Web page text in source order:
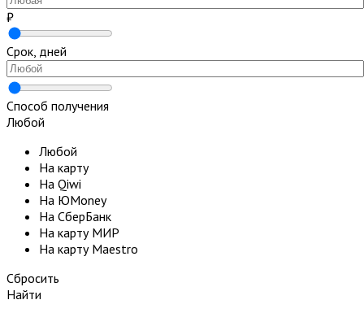
₽
Срок, дней
Способ получения
Любой
Любой
На карту
На Qiwi
На ЮMoney
На СберБанк
На карту МИР
На карту Maestro
Сбросить
Найти